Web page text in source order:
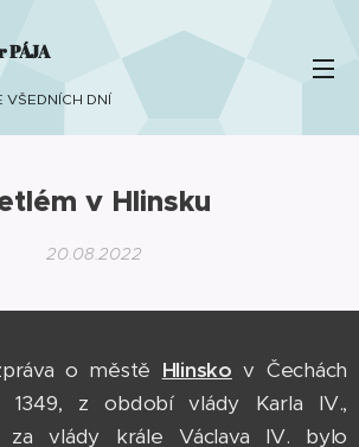
PÁJA
VŠEDNÍCH DNÍ
v Hlinsku
20.08.2022
o městě Hlinsko v Čechách
1349, z období vlády Karla IV.,
za vlády krále Václava IV. bylo